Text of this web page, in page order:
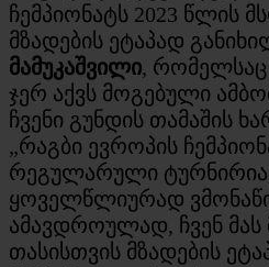
ჩემპიონატს 2023 წლის
მზადების ეტაპად
მამუკაშვილი, რომელსაც
ჯერ აქვს მოგებული
ჩვენი გუნდის თამაშის
„რაგბი ევროპის
რეგულარული
ყოველწლიურად
ამავდროულად, ჩვენ
თასისთვის მზადების